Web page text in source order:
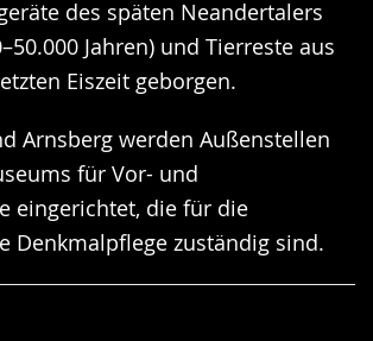
des späten Neandertalers
Jahren) und Tierreste aus
Eiszeit geborgen.
Arnsberg werden Außenstellen
für Vor- und
eingerichtet, die für die
Denkmalpflege zuständig sind.